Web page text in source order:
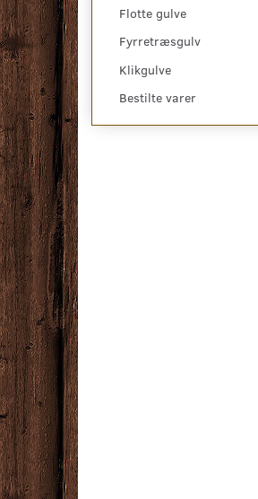
Flotte gulve
Fyrretræsgulv
Klikgulve
Bestilte varer
251,04 DKK
301,25 DKK pr
301,25 DKK
Se produktet
277,50 DKK
QUIET PLEASE MED
DAMPSPÆRRE
55,00 DKKpr
302,50 DKK pr
302,50 DKK